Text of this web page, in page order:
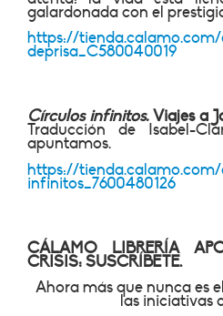
galardonada con el
https://
deprisa_C580040019
Círculos infinitos.Viajes a
Traducción de Isabel-
apuntamos.
https://
infinitos_7600480126
CÁLAMO LIBRERÍA
CRISIS: SUSCRÍBETE.
Ahora más que nunca es
las iniciativas